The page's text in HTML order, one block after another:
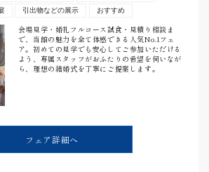
引出物などの展示 おすすめ
会場見学・婚礼フルコース試食・見積り相談ま
で、当館の魅力を全て体感できる人気No.1フェ
ア。初めての見学でも安心してご参加いただける
よう、専属スタッフがおふたりの希望を伺いなが
ら、理想の結婚式を丁寧にご提案します。
フェア詳細へ